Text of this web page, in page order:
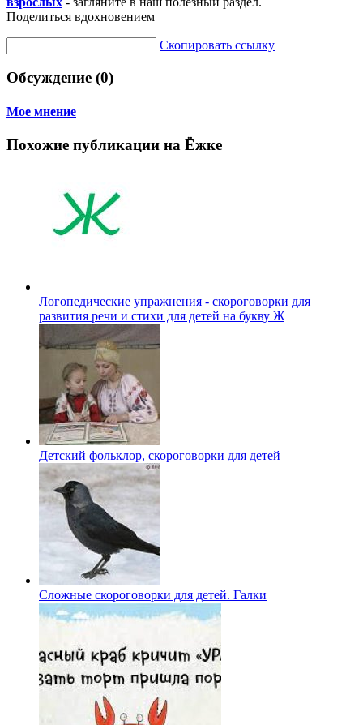
Поделиться вдохновением
Скопировать ссылку
Обсуждение (0)
Мое мнение
Похожие публикации на Ёжке
Логопедические упражнения - скороговорки для
развития речи и стихи для детей на букву Ж
Детский фольклор, скороговорки для детей
Сложные скороговорки для детей. Галки